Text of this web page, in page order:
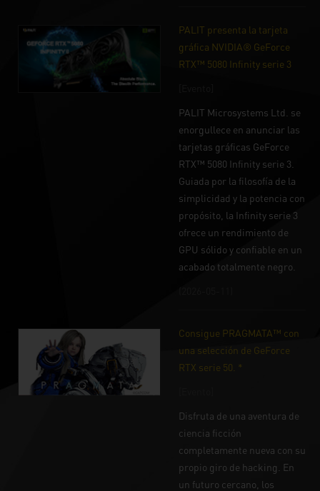
PALIT presenta la tarjeta
gráfica NVIDIA® GeForce
RTX™ 5080 Infinity serie 3
PALIT Microsystems Ltd. se
enorgullece en anunciar las
tarjetas gráficas GeForce
RTX™ 5080 Infinity serie 3.
Guiada por la filosofía de la
simplicidad y la potencia con
propósito, la Infinity serie 3
ofrece un rendimiento de
GPU sólido y confiable en un
acabado totalmente negro.
Consigue PRAGMATA™ con
una selección de GeForce
RTX serie 50. *
Disfruta de una aventura de
ciencia ficción
completamente nueva con su
propio giro de hacking. En
un futuro cercano, los